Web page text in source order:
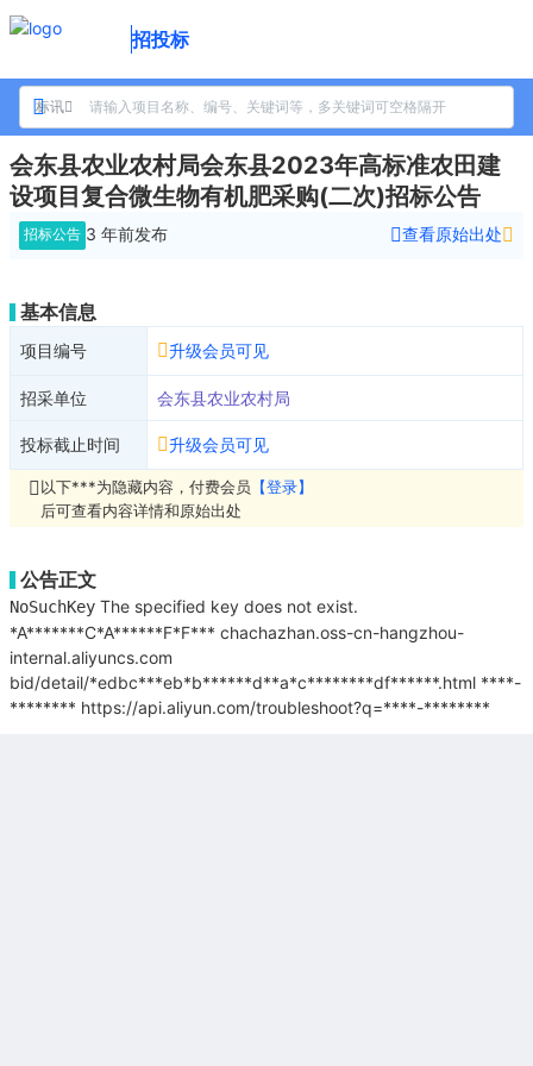
招投标
标讯
会东县农业农村局会东县2023年高标准农田建
设项目复合微生物有机肥采购(二次)招标公告
招标公告 3 年前发布 查看原始出处
基本信息
项目编号 升级会员可见
招采单位 会东县农业农村局
投标截止时间 升级会员可见
以下***为隐藏内容，付费会员 【登录】
后可查看内容详情和原始出处
公告正文
NoSuchKey The specified key does not exist.
*A*******C*A******F*F*** chachazhan.oss-cn-hangzhou-
internal.aliyuncs.com
bid/detail/*edbc***eb*b******d**a*c********df******.html ****-
******** https://api.aliyun.com/troubleshoot?q=****-********